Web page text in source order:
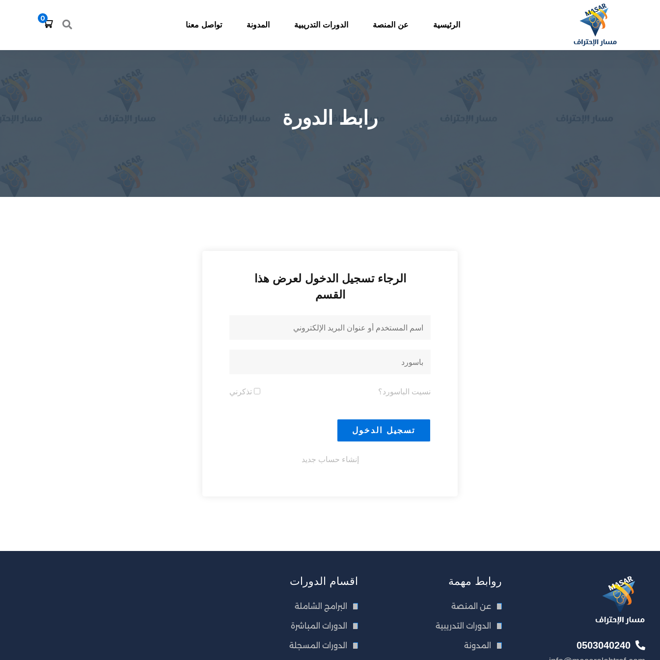
الرئيسية عن المنصة الدورات التدريبية المدونة تواصل معنا
0
رابط الدورة
الرجاء تسجيل الدخول لعرض هذا
القسم
تذكرني نسيت الباسورد؟
إنشاء حساب جديد
0503040240
روابط مهمة
عن المنصة
الدورات التدريبية
المدونة
اقسام الدورات
البرامج الشاملة
الدورات المباشرة
الدورات المسجلة